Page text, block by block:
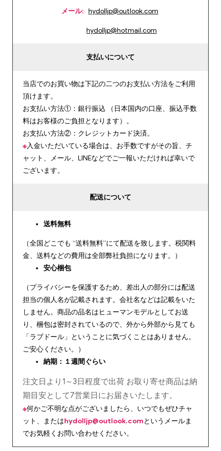
メール: hydolljp@outlook.com
hydolljp@hotmail.com
支払いについて
当店でのお買い物は下記の二つのお支払い方法をご利用
頂けます。
お支払い方法①：銀行振込 （日本国内の口座、振込手数
料はお客様のご負担となります）。
お支払い方法②：クレジットカード決済。
※入金いただいている場合は、お手数ですがその旨、チ
ャット、メール、LINEなどでご一報いただければ幸いで
ございます。
配送について
送料無料
（全国どこでも “送料無料”にて配送を致します。税関料
金、送料などの費用は全部弊社負担になります。）
安心梱包
（プライバシーを保護するため、差出人の部分には配送
担当の個人名が記載されます。会社名などは記載をいた
しません。商品の品名はヒューマンモデルとしてお送
り、梱包は密封されているので、外から外部から見ても
「ラブドール」ということに気づくことはありません。
ご安心ください。）
納期：１週間ぐらい
注文日より1～3日程度で出荷 お取り寄せ商品は納
期目安として7営業日にお届きいたします。
※何かご不明な点がございましたら、いつでもぜひチャ
ット、またはhydolljp@outlook.comというメールま
でお気軽くお問い合わせください。